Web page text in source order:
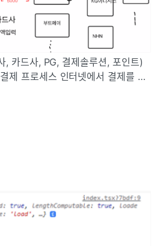
, 카드사, PG, 결제솔루션, 포인트)
에서 원하는 금액 선택, 결제 진행